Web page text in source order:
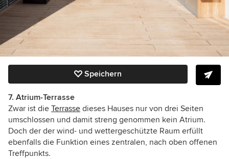
Speichern
7. Atrium-Terrasse
Zwar ist die Terrasse dieses Hauses nur von drei Seiten
umschlossen und damit streng genommen kein Atrium.
Doch der der wind- und wettergeschützte Raum erfüllt
ebenfalls die Funktion eines zentralen, nach oben offenen
Treffpunkts.